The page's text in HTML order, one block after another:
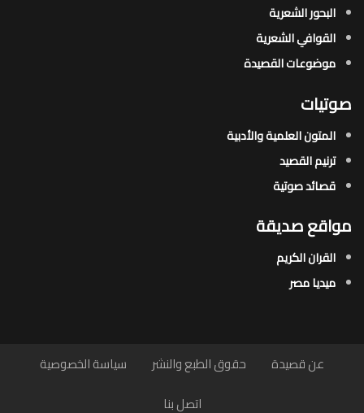
البحور الشعرية​
القوافي الشعرية​
موضوعات القصيدة​
صوتيات
المتون العلمية والأدبية
ترنيم القصيد
قصائد صوتية
مواقع صديقة
القران الكريم
ميديا مصر
عن قصيدة حقوق الطبع والنشر
سياسة الخصوصية
اتصل بنا